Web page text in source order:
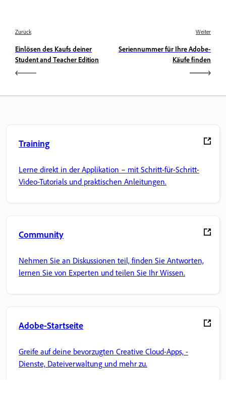
Zurück
Einlösen des Kaufs deiner
Student and Teacher Edition
Weiter
Seriennummer für Ihre Adobe-
Käufe finden
Training
Lerne direkt in der Applikation – mit Schritt-für-Schritt-
Video-Tutorials und praktischen Anleitungen.
Community
Nehmen Sie an Diskussionen teil, finden Sie Antworten,
lernen Sie von Experten und teilen Sie Ihr Wissen.
Adobe-Startseite
Greife auf deine bevorzugten Creative Cloud-Apps, -
Dienste, Dateiverwaltung und mehr zu.